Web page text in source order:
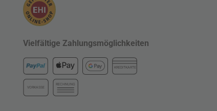
Vielfältige Zahlungsmöglichkeiten
KREDITKARTE
VORKASSE
RECHNUNG